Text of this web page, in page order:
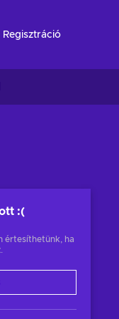
Regisztráció
:(
értesíthetünk, ha